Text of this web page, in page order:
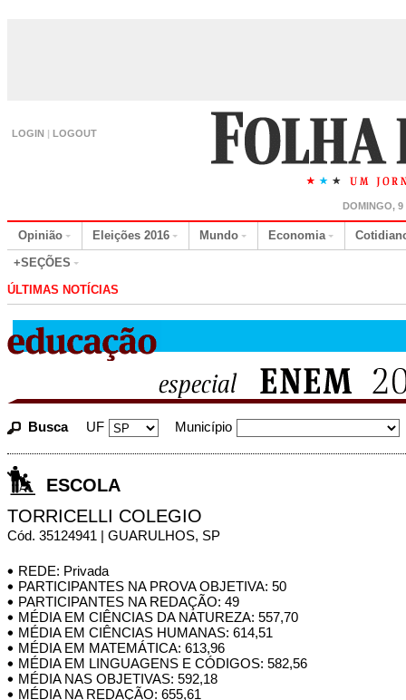
LOGIN | LOGOUT
DOMINGO,
Opinião Eleições 2016 Mundo Economia
+SEÇÕES
ÚLTIMAS NOTÍCIAS
Busca UF Município
ESCOLA
TORRICELLI COLEGIO
Cód. 35124941 | GUARULHOS, SP
REDE: Privada
PARTICIPANTES NA PROVA OBJETIVA: 50
PARTICIPANTES NA REDAÇÃO: 49
MÉDIA EM CIÊNCIAS DA NATUREZA: 557,70
MÉDIA EM CIÊNCIAS HUMANAS: 614,51
MÉDIA EM MATEMÁTICA: 613,96
MÉDIA EM LINGUAGENS E CÓDIGOS: 582,56
MÉDIA NAS OBJETIVAS: 592,18
MÉDIA NA REDAÇÃO: 655,61